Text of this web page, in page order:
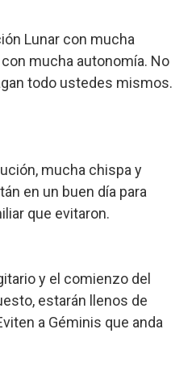
Lunar con mucha
mucha autonomía. No
todo ustedes mismos.
mucha chispa y
en un buen día para
que evitaron.
y el comienzo del
estarán llenos de
a Géminis que anda